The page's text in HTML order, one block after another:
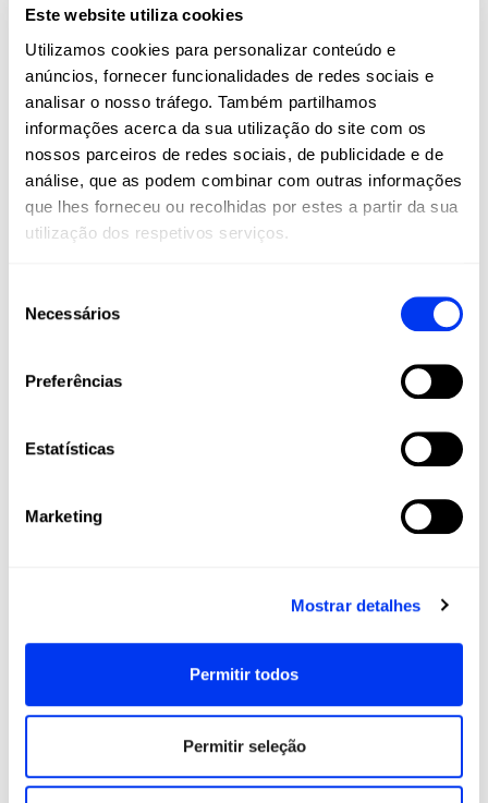
Este website utiliza cookies
Utilizamos cookies para personalizar conteúdo e
anúncios, fornecer funcionalidades de redes sociais e
analisar o nosso tráfego. Também partilhamos
informações acerca da sua utilização do site com os
nossos parceiros de redes sociais, de publicidade e de
análise, que as podem combinar com outras informações
que lhes forneceu ou recolhidas por estes a partir da sua
utilização dos respetivos serviços.
Necessários
Preferências
Estatísticas
Marketing
Mostrar detalhes
Permitir todos
Permitir seleção
pancadas potentes. A aerodinâmica chega a padel através
a sua resistência ao ar e é mais eficaz nos impactos. Por
seu lado, a ELEVEN 13 melhora a durabilidade e a
potência graças a uma pioneira disposição dos orifícios. A
CROSS IT LIGHT marca a diferença.
Shape:
Carbon Aluminized 24K
Poder: Dynamic Air Flow